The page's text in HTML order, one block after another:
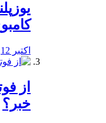
اکتبر 12, 2019
از
خبر؟